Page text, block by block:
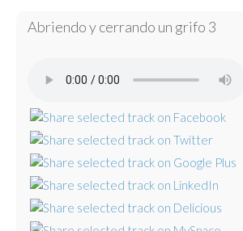
Abriendo y cerrando un grifo 3